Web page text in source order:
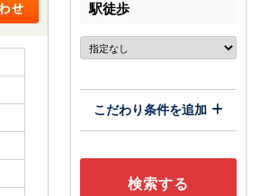
駅徒歩
こだわり条件を追加